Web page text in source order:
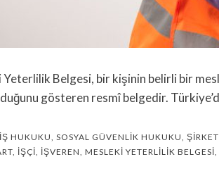
Yeterlilik Belgesi, bir kişinin belirli bir
gösteren resmî belgedir.
İŞ HUKUKU, SOSYAL GÜVENLIK HUKUKU,
, İŞÇI, İŞVEREN, MESLEKI YETERLILIK BELGESI,